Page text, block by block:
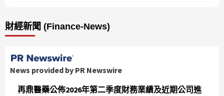
財經新聞 (Finance-News)
News provided by PR Newswire
再鼎醫藥公佈2026年第二季度財務業績及近期公司進